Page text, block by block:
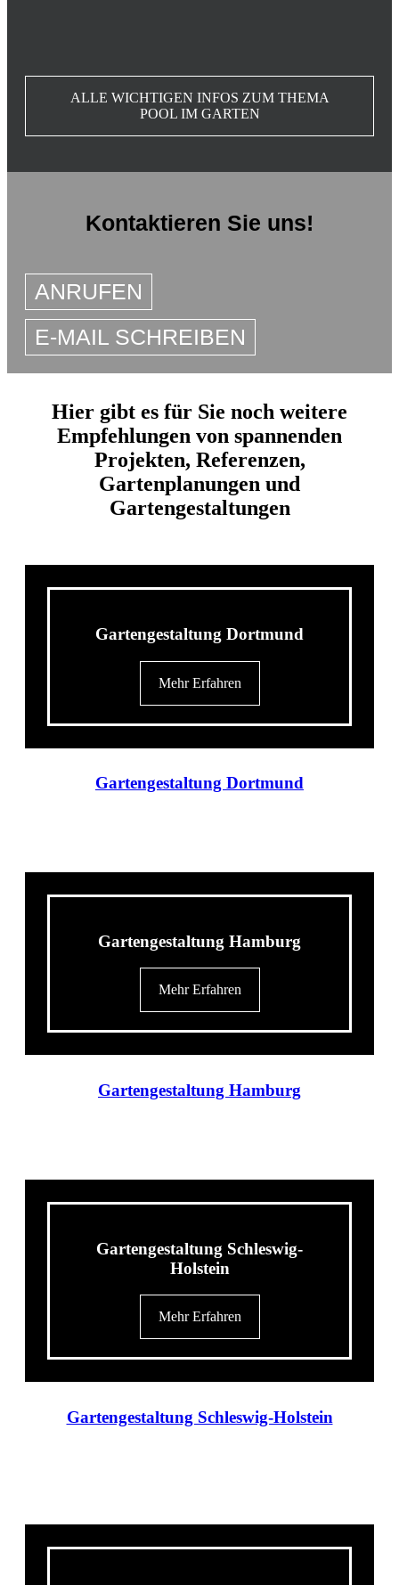
ALLE WICHTIGEN INFOS ZUM THEMA
POOL IM GARTEN
Kontaktieren Sie uns!
ANRUFEN
E-MAIL SCHREIBEN
Hier gibt es für Sie noch weitere
Empfehlungen von spannenden
Projekten, Referenzen,
Gartenplanungen und
Gartengestaltungen
Gartengestaltung Dortmund
Mehr Erfahren
Gartengestaltung Dortmund
Gartengestaltung Hamburg
Mehr Erfahren
Gartengestaltung Hamburg
Gartengestaltung Schleswig-
Holstein
Mehr Erfahren
Gartengestaltung Schleswig-Holstein